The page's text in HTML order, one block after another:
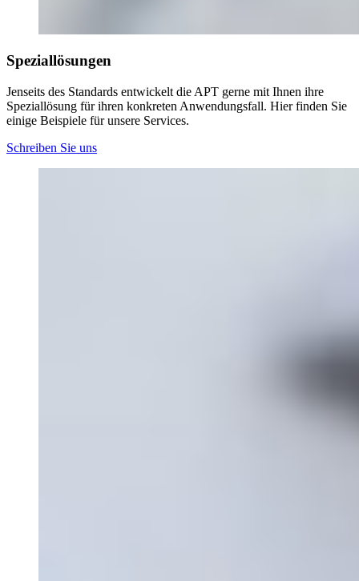
Speziallösungen
Jenseits des Standards entwickelt die APT gerne mit Ihnen ihre
Speziallösung für ihren konkreten Anwendungsfall. Hier finden Sie
einige Beispiele für unsere Services.
Schreiben Sie uns